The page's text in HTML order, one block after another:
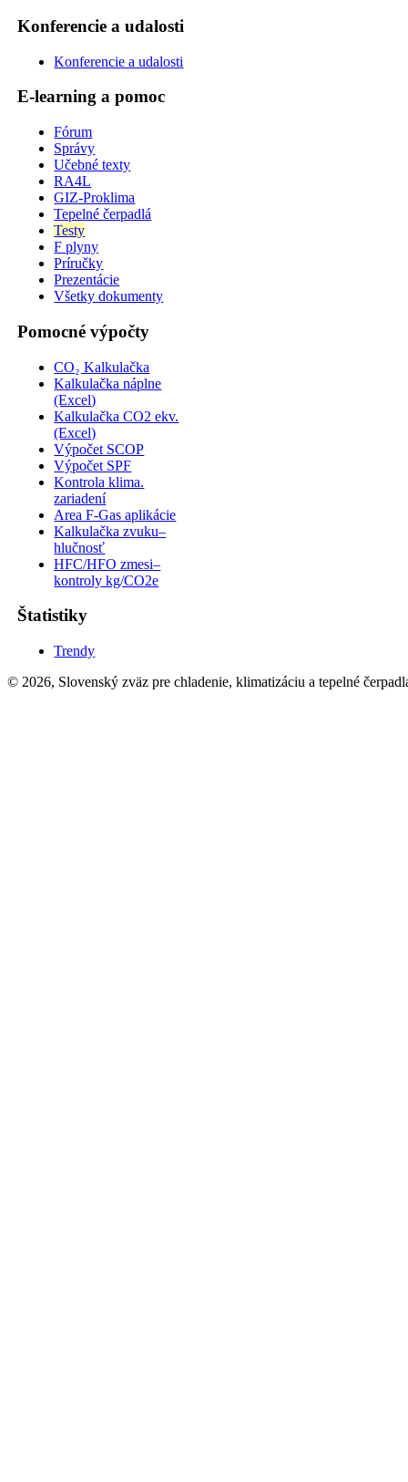
Konferencie a udalosti
Konferencie a udalosti
E-learning a pomoc
Fórum
Správy
Učebné texty
RA4L
GIZ-Proklima
Tepelné čerpadlá
Testy
F plyny
Príručky
Prezentácie
Všetky dokumenty
Pomocné výpočty
CO₂ Kalkulačka
Kalkulačka náplne
(Excel)
Kalkulačka CO2 ekv.
(Excel)
Výpočet SCOP
Výpočet SPF
Kontrola klima.
zariadení
Area F-Gas aplikácie
Kalkulačka zvuku–
hlučnosť
HFC/HFO zmesi–
kontroly kg/CO2e
Štatistiky
Trendy
© 2026, Slovenský zväz pre chladenie, klimatizáciu a tepelné